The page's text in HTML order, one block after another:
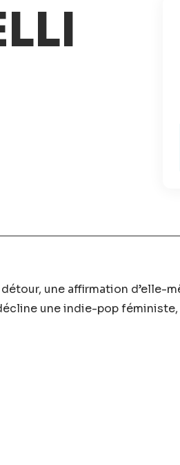
une affirmation d’elle-
une indie-pop